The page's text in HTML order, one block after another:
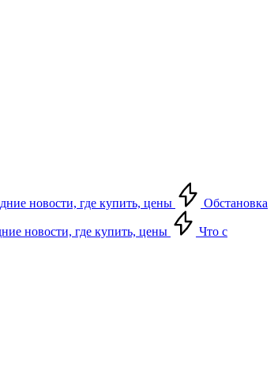
новости, где купить, цены Обстановка
новости, где купить, цены
Что с